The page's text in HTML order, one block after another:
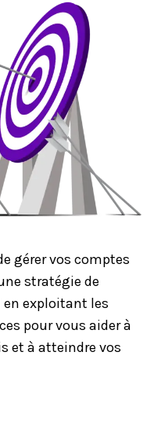
gérer vos comptes
stratégie de
exploitant les
pour vous aider à
et à atteindre vos